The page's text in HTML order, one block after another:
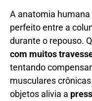
A anatomia
perfeito entre a
durante o repouso.
com muitos
tentando
musculares
objetos alivia a